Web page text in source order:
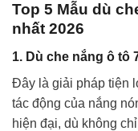
Top 5 Mẫu dù
nhất 2026
1. Dù che nắng ô tô
Đây là giải pháp tiện
tác động của nắng
hiện đại, dù không